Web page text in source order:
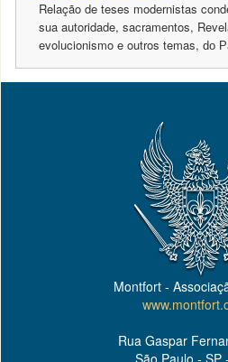
Relação de teses modernistas
sua autoridade, sacramentos,
evolucionismo e outros temas,do
Montfort -
Rua Gaspar
São Paulo - SP